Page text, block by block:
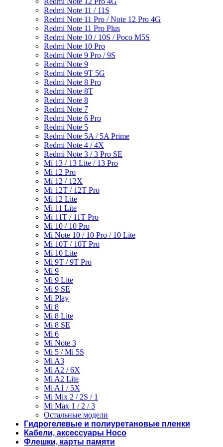
Redmi Note 11 / 11S
Redmi Note 11 Pro / Note 12 Pro 4G
Redmi Note 11 Pro Plus
Redmi Note 10 / 10S / Poco M5S
Redmi Note 10 Pro
Redmi Note 9 Pro / 9S
Redmi Note 9
Redmi Note 9T 5G
Redmi Note 8 Pro
Redmi Note 8T
Redmi Note 8
Redmi Note 7
Redmi Note 6 Pro
Redmi Note 5
Redmi Note 5A / 5A Prime
Redmi Note 4 / 4X
Redmi Note 3 / 3 Pro SE
Mi 13 / 13 Lite / 13 Pro
Mi 12 Pro
Mi 12 / 12X
Mi 12T / 12T Pro
Mi 12 Lite
Mi 11 Lite
Mi 11T / 11T Pro
Mi 10 / 10 Pro
Mi Note 10 / 10 Pro / 10 Lite
Mi 10T / 10T Pro
Mi 10 Lite
Mi 9T / 9T Pro
Mi 9
Mi 9 Lite
Mi 9 SE
Mi Play
Mi 8
Mi 8 Lite
Mi 8 SE
Mi 6
Mi Note 3
Mi 5 / Mi 5S
Mi A3
Mi A2 / 6X
Mi A2 Lite
Mi A1 / 5X
Mi Mix 2 / 2S / 1
Mi Max 1 / 2 / 3
Остальные модели
Гидрогелевые и полиуретановые пленки
Кабели, аксессуары Hoco
Флешки, карты памяти